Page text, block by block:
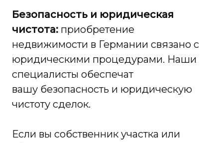
Безопасность и юридическая
чистота: приобретение
недвижимости в Германии связано с
юридическими процедурами. Наши
специалисты обеспечат
вашу безопасность и юридическую
чистоту сделок.
Если вы собственник участка или